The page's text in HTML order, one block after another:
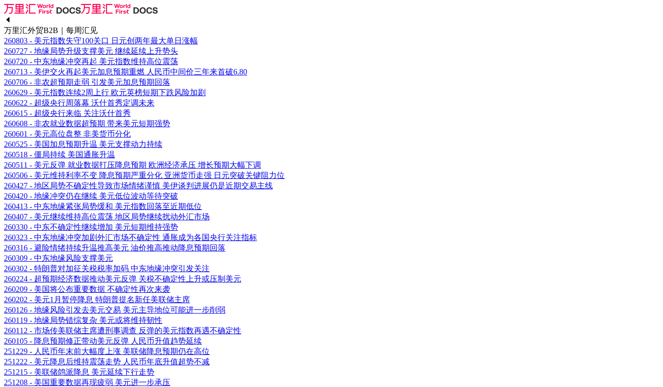
万里汇外贸B2B｜每周汇见
260803 - 美元指数失守100关口 日元创两年最大单日涨幅
260727 - 地缘局势升级支撑美元 继续延续上升势头
260720 - 中东地缘冲突再起 美元指数维持高位震荡
260713 - 美伊交火再起美元加息预期重燃 人民币中间价三年来首破6.80
260706 - 非农超预期走弱 引发美元加息预期回落
260629 - 美元指数连续2周上行 欧元英榜短期下跌风险加剧
260622 - 超级央行周落幕 沃什首秀定调未来
260615 - 超级央行来临 关注沃什首秀
260608 - 非农就业数据超预期 带来美元短期强势
260601 - 美元高位盘整 非美货币分化
260525 - 美国加息预期升温 美元支撑动力持续
260518 - 僵局持续 美国通胀升温
260511 - 美元反弹 就业数据打压降息预期 欧洲经济承压 增长预期大幅下调
260506 - 美元维持利率不变 降息预期严重分化 亚洲货币走强 日元突破关键阻力位
260427 - 地区局势不确定性导致市场情绪谨慎 美伊谈判进展仍是近期交易主线
260420 - 地缘冲突仍在继续 美元低位波动等待突破
260413 - 中东地缘紧张局势缓和 美元指数回落至近期低位
260407 - 美元继续维持高位震荡 地区局势继续扰动外汇市场
260330 - 中东不确定性继续增加 美元短期维持强势
260323 - 中东地缘冲突加剧外汇市场不确定性 通胀成为各国央行关注指标
260316 - 避险情绪持续升温推高美元 油价推高推动降息预期回落
260309 - 中东地缘风险支撑美元
260302 - 特朗普对加征关税税率加码 中东地缘冲突引发关注
260224 - 超预期经济数据推动美元反弹 关税不确定性上升或压制美元
260209 - 美国将公布重要数据 不确定性再次来袭
260202 - 美元1月暂停降息 特朗普提名新任美联储主席
260126 - 地缘风险引发去美元交易 美元主导地位可能进一步削弱
260119 - 地缘局势错综复杂 美元或将维持韧性
260112 - 市场传美联储主席遭刑事调查 反弹的美元指数再遇不确定性
260105 - 降息预期修正带动美元反弹 人民币升值趋势延续
251229 - 人民币年末前大幅度上涨 美联储降息预期仍在高位
251222 - 美元降息后维持震荡走势 人民币年底升值超势不减
251215 - 美联储鸽派降息 美元延续下行走势
251208 - 美国重要数据再现疲弱 美元进一步承压